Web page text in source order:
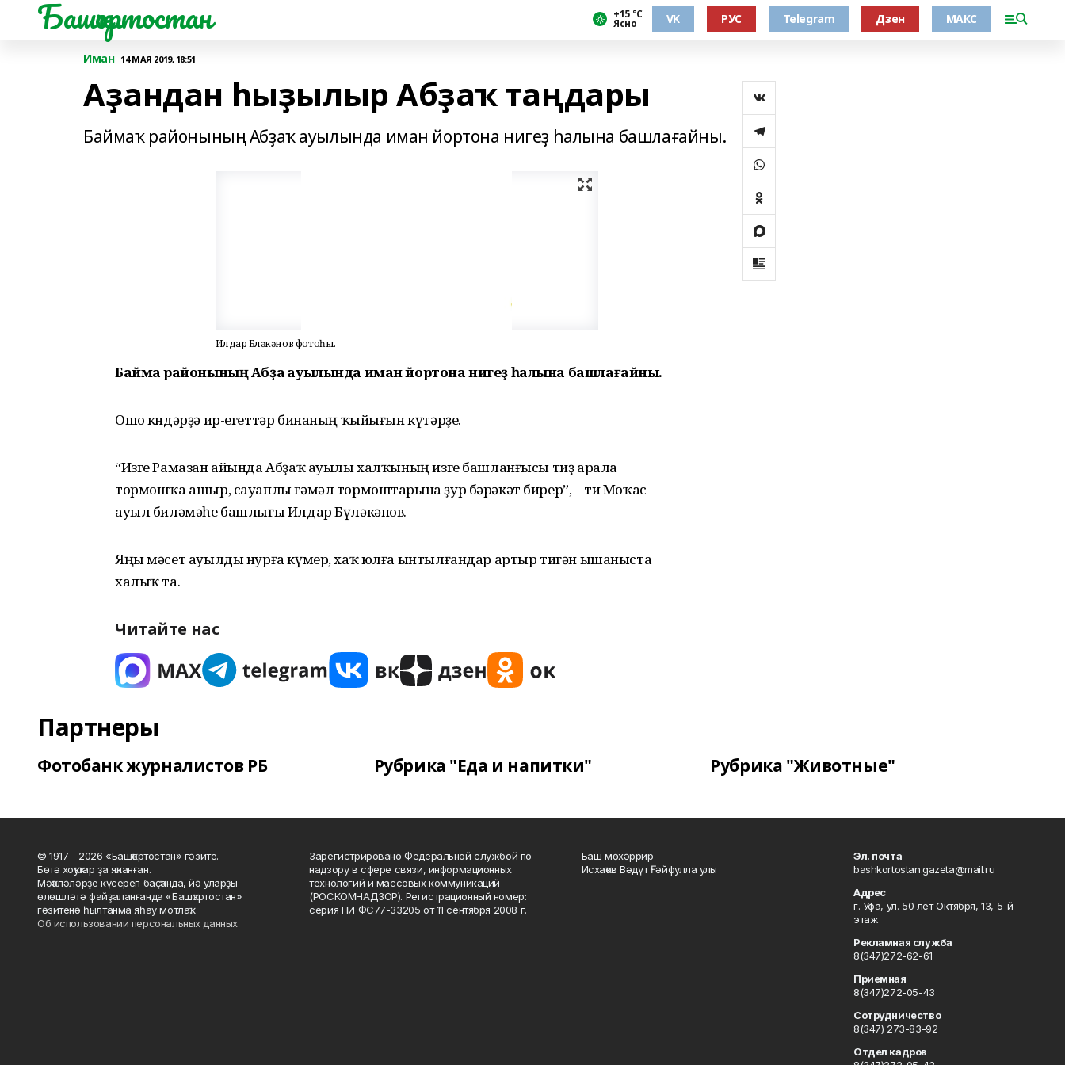
Башҡортостан +15 °С
Ясно VK РУС Telegram Дзен МАКС
Иман 14 МАЯ 2019, 18:51
Аҙандан һыҙылыр Абҙаҡ таңдары
Баймаҡ районының Абҙаҡ ауылында иман йортона нигеҙ һалына башлағайны.
Илдар Бүләкәнов фотоһы.
Баймаҡ районының Абҙаҡ ауылында иман йортона нигеҙ һалына башлағайны.
Ошо көндәрҙә ир-егеттәр бинаның ҡыйығын күтәрҙе.
“Изге Рамазан айында Абҙаҡ ауылы халҡының изге башланғысы тиҙ арала
тормошҡа ашыр, сауаплы ғәмәл тормоштарына ҙур бәрәкәт бирер”, – ти Моҡас
ауыл биләмәһе башлығы Илдар Бүләкәнов.
Яңы мәсет ауылды нурға күмер, хаҡ юлға ынтылғандар артыр тигән ышаныста
халыҡ та.
Читайте нас
Партнеры
Фотобанк журналистов РБ Рубрика "Еда и напитки" Рубрика "Животные"
© 1917 - 2026 «Башҡортостан» гәзите.
Бөтә хоҡуҡтар ҙа яҡланған.
Мәҡәләләрҙе күсереп баҫҡанда, йә уларҙы
өлөшләтә файҙаланғанда «Башҡортостан»
гәзитенә һылтанма яһау мотлаҡ.
Об использовании персональных данных
Зарегистрировано Федеральной службой по
надзору в сфере связи, информационных
технологий и массовых коммуникаций
(РОСКОМНАДЗОР). Регистрационный номер:
серия ПИ ФС77-33205 от 11 сентября 2008 г.
Баш мөхәррир
Исхаҡов Вәдүт Ғәйфулла улы
Эл. почта
bashkortostan.gazeta@mail.ru
Адрес
г. Уфа, ул. 50 лет Октября, 13, 5-й
этаж
Рекламная служба
8(347)272-62-61
Приемная
8(347)272-05-43
Сотрудничество
8(347) 273-83-92
Отдел кадров